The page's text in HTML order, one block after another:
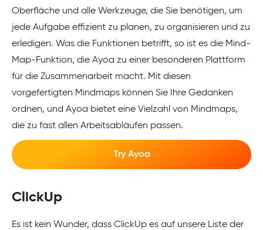
Oberfläche und alle Werkzeuge, die Sie benötigen, um
jede Aufgabe effizient zu planen, zu organisieren und zu
erledigen. Was die Funktionen betrifft, so ist es die Mind-
Map-Funktion, die Ayoa zu einer besonderen Plattform
für die Zusammenarbeit macht. Mit diesen
vorgefertigten Mindmaps können Sie Ihre Gedanken
ordnen, und Ayoa bietet eine Vielzahl von Mindmaps,
die zu fast allen Arbeitsabläufen passen.
Try Ayoa
ClickUp
Es ist kein Wunder, dass ClickUp es auf unsere Liste der